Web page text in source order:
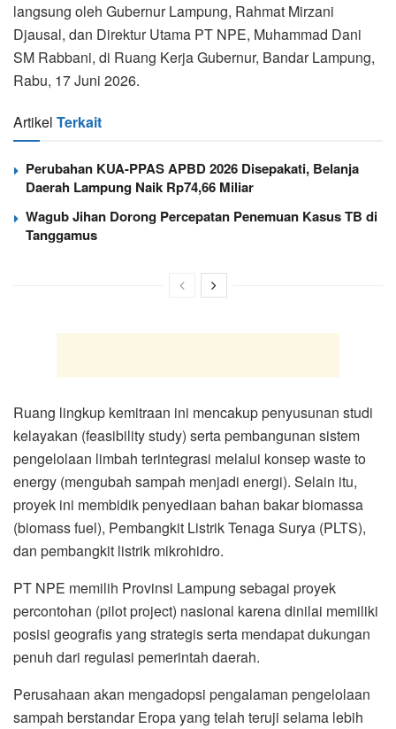
langsung oleh Gubernur Lampung, Rahmat Mirzani
Djausal, dan Direktur Utama PT NPE, Muhammad Dani
SM Rabbani, di Ruang Kerja Gubernur, Bandar Lampung,
Rabu, 17 Juni 2026.
Artikel Terkait
Perubahan KUA-PPAS APBD 2026 Disepakati, Belanja
Daerah Lampung Naik Rp74,66 Miliar
Wagub Jihan Dorong Percepatan Penemuan Kasus TB di
Tanggamus
Ruang lingkup kemitraan ini mencakup penyusunan studi
kelayakan (feasibility study) serta pembangunan sistem
pengelolaan limbah terintegrasi melalui konsep waste to
energy (mengubah sampah menjadi energi). Selain itu,
proyek ini membidik penyediaan bahan bakar biomassa
(biomass fuel), Pembangkit Listrik Tenaga Surya (PLTS),
dan pembangkit listrik mikrohidro.
PT NPE memilih Provinsi Lampung sebagai proyek
percontohan (pilot project) nasional karena dinilai memiliki
posisi geografis yang strategis serta mendapat dukungan
penuh dari regulasi pemerintah daerah.
Perusahaan akan mengadopsi pengalaman pengelolaan
sampah berstandar Eropa yang telah teruji selama lebih